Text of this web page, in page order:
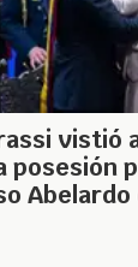
vistió
posesión
Abelardo